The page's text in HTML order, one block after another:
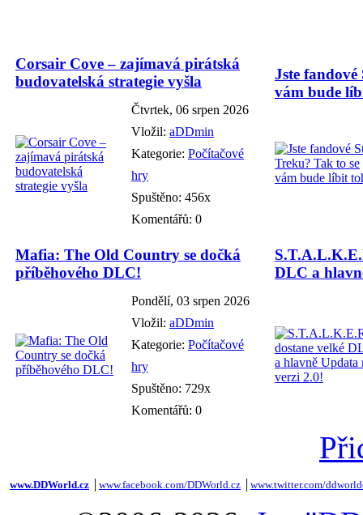
Corsair Cove – zajímavá pirátská
budovatelská strategie vyšla
Čtvrtek, 06 srpen 2026
Vložil: aDDmin
Kategorie: Počítačové
hry
Spuštěno: 456x
Komentářů: 0
Jste
vám bude
Mafia: The Old Country se dočká
příběhového DLC!
Pondělí, 03 srpen 2026
Vložil: aDDmin
Kategorie: Počítačové
hry
Spuštěno: 729x
Komentářů: 0
DLC a
www.DDWorld.cz www.facebook.com/DDWorld.cz www.twitter.com/